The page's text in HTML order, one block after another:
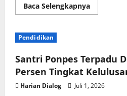
Baca SelengkapnyaRead
more
Pendidikan
Santri Ponpes Terpadu
Persen Tingkat
Harian Dialog Juli 1, 2026